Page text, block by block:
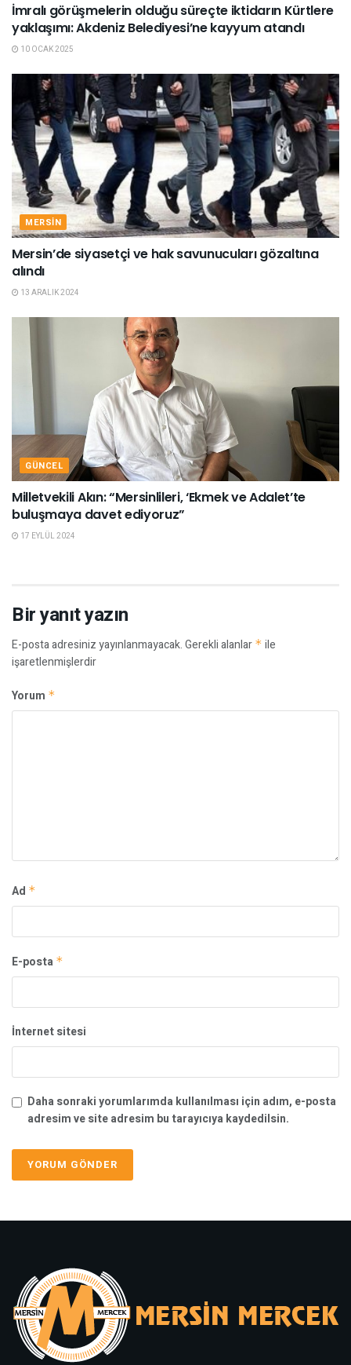
İmralı görüşmelerin olduğu süreçte iktidarın Kürtlere
yaklaşımı: Akdeniz Belediyesi’ne kayyum atandı
10 OCAK 2025
MERSIN
Mersin’de siyasetçi ve hak savunucuları gözaltına
alındı
13 ARALIK 2024
GÜNCEL
Milletvekili Akın: “Mersinlileri, ‘Ekmek ve Adalet’te
buluşmaya davet ediyoruz”
17 EYLÜL 2024
Bir yanıt yazın
E-posta adresiniz yayınlanmayacak.Gerekli alanlar * ile
işaretlenmişlerdir
Yorum *
Ad *
E-posta *
İnternet sitesi
Daha sonraki yorumlarımda kullanılması için adım, e-posta
adresim ve site adresim bu tarayıcıya kaydedilsin.